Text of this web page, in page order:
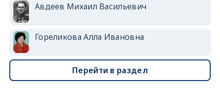
Авдеев Михаил Васильевич
Гореликова Алла Ивановна
Перейти в раздел